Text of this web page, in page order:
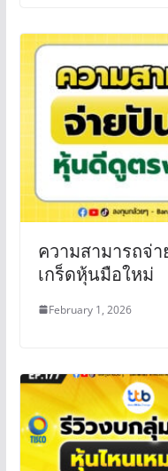
ความสามารถจ่
เกร็ดหุ้นมือใหม่
February 1, 2026